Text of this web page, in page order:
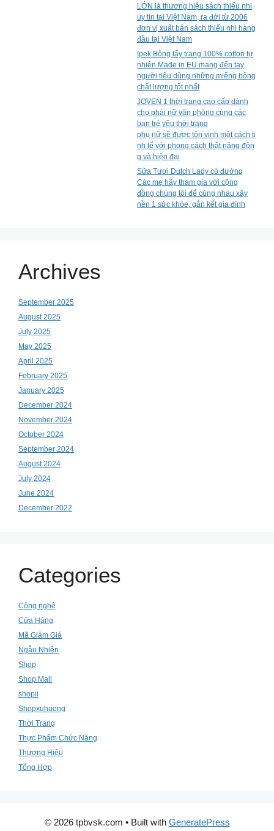
LỚN là thương hiệu sách thiếu nhi
uy tín tại Việt Nam, ra đời từ 2006
đơn vị xuất bản sách thiếu nhi hàng
đầu tại Việt Nam
Ipek Bông tẩy trang 100% cotton tự
nhiên Made in EU mang đến tay
người tiêu dùng những miếng bông
chất lượng tốt nhất
JOVEN 1 thời trang cao cấp dành
cho phái nữ văn phòng cùng các
bạn trẻ yêu thời trang
phụ nữ sẽ được tôn vinh một cách ti
nh tế với phong cách thật năng độn
g và hiện đại
Sữa Tươi Dutch Lady có đường
Các mẹ hãy tham gia với cộng
đồng chúng tôi để cùng nhau xây
nền 1 sức khỏe, gắn kết gia đình
Archives
September 2025
August 2025
July 2025
May 2025
April 2025
February 2025
January 2025
December 2024
November 2024
October 2024
September 2024
August 2024
July 2024
June 2024
December 2022
Categories
Công nghệ
Cửa Hàng
Mã Giảm Giá
Ngẫu Nhiên
Shop
Shop Mall
shopii
Shopxuhuong
Thời Trang
Thực Phẩm Chức Năng
Thương Hiệu
Tổng Hợp
© 2026 tpbvsk.com • Built with GeneratePress